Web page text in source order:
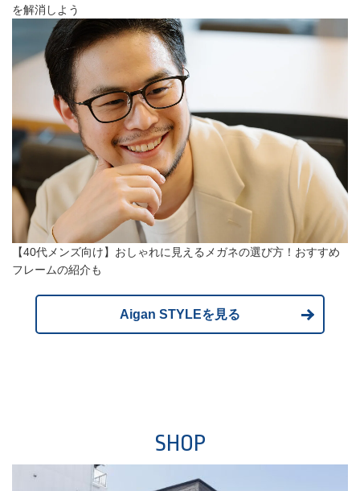
を解消しよう
【40代メンズ向け】おしゃれに見えるメガネの選び方！おすすめ
フレームの紹介も
Aigan STYLEを見る
SHOP